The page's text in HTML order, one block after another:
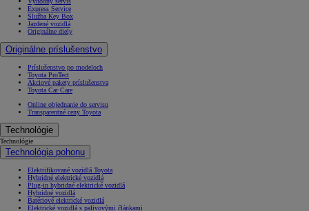
Express Service
Služba Key Box
Jazdené vozidlá
Originálne diely
Originálne príslušenstvo
Príslušenstvo po modeloch
Toyota ProTect
Akciové pakety príslušenstva
Toyota Car Care
Online objednanie do servisu
Transparentné ceny Toyota
Technológie
Technológie
Technológia pohonu
Elektrifikované vozidlá Toyota
Hybridné elektrické vozidlá
Plug-in hybridné elektrické vozidlá
Hybridné vozidlá
Batériové elektrické vozidlá
Elektrické vozidlá s palivovými článkami